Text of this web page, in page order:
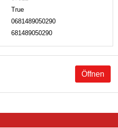
True
0681489050290
681489050290
Öffnen